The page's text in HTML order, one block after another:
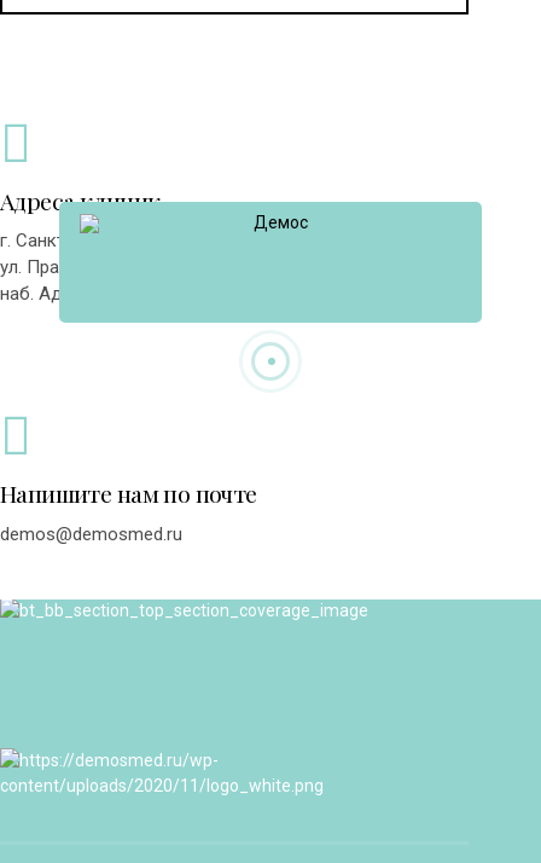
Адреса клиник
г. Санкт-Петербург,
ул. Пражская, д.44
наб. Адмирала Лазарева, д.14
Напишите нам по почте
demos@demosmed.ru